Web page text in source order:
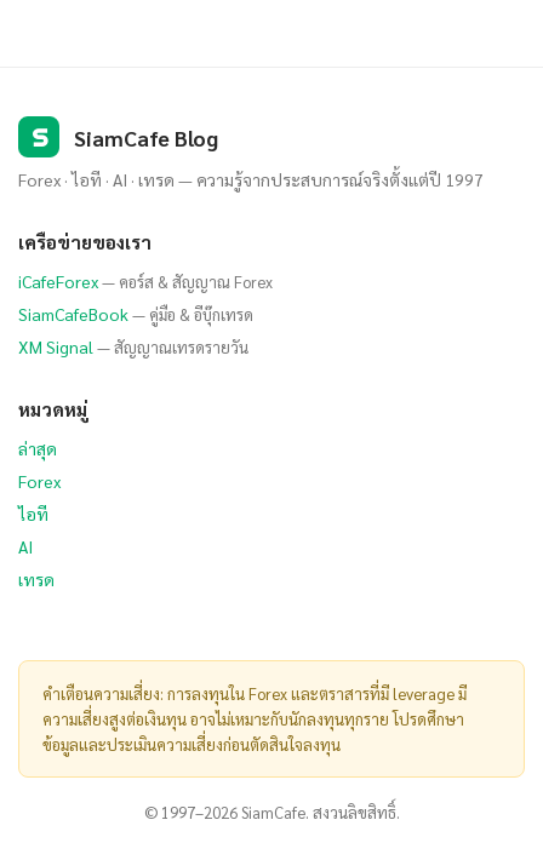
S SiamCafe Blog
Forex · ไอที · AI · เทรด — ความรู้จากประสบการณ์จริงตั้งแต่ปี 1997
เครือข่ายของเรา
iCafeForex— คอร์ส & สัญญาณ Forex
SiamCafeBook— คู่มือ & อีบุ๊กเทรด
XM Signal — สัญญาณเทรดรายวัน
หมวดหมู่
ล่าสุด
Forex
ไอที
AI
เทรด
คำเตือนความเสี่ยง: การลงทุนใน Forex และตราสารที่มี leverage มี
ความเสี่ยงสูงต่อเงินทุน อาจไม่เหมาะกับนักลงทุนทุกราย โปรดศึกษา
ข้อมูลและประเมินความเสี่ยงก่อนตัดสินใจลงทุน
© 1997–2026 SiamCafe. สงวนลิขสิทธิ์.